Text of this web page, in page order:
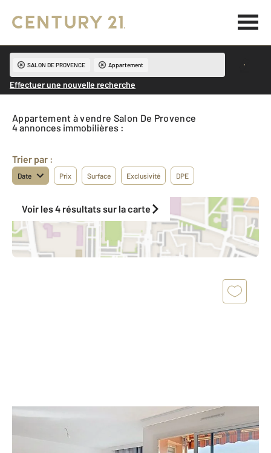
SALON DE PROVENCE Appartement
Effectuer une nouvelle recherche
Appartement à vendre Salon De Provence
4 annonces immobilières :
Trier par :
Date Prix Surface Exclusivité DPE
Voir les 4 résultats sur la carte
, 3 pièces